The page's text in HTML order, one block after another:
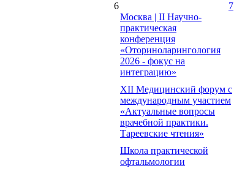
6
7
Москва | II Научно-
практическая
конференция
«Оториноларингология
2026 - фокус на
интеграцию»
XII Медицинский форум с
международным участием
«Актуальные вопросы
врачебной практики.
Тареевские чтения»
Школа практической
офтальмологии